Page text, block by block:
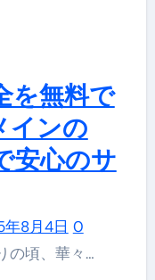
を無料で
インの
安心のサ
8月4日 0
の頃、華々…